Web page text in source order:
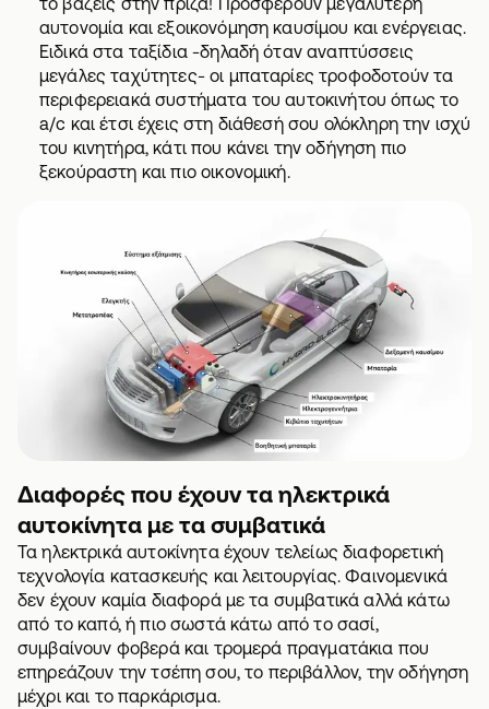
αυτονομία και εξοικονόμηση καυσίμου και ενέργειας.
Ειδικά στα ταξίδια -δηλαδή όταν αναπτύσσεις
μεγάλες ταχύτητες- οι μπαταρίες τροφοδοτούν τα
περιφερειακά συστήματα του αυτοκινήτου όπως το
a/c και έτσι έχεις στη διάθεσή σου ολόκληρη την ισχύ
του κινητήρα, κάτι που κάνει την οδήγηση πιο
ξεκούραστη και πιο οικονομική.
Διαφορές που έχουν τα ηλεκτρικά
αυτοκίνητα με τα συμβατικά
Τα ηλεκτρικά αυτοκίνητα έχουν τελείως διαφορετική
τεχνολογία κατασκευής και λειτουργίας. Φαινομενικά
δεν έχουν καμία διαφορά με τα συμβατικά αλλά κάτω
από το καπό, ή πιο σωστά κάτω από το σασί,
συμβαίνουν φοβερά και τρομερά πραγματάκια που
επηρεάζουν την τσέπη σου, το περιβάλλον, την οδήγηση
μέχρι και το παρκάρισμα.